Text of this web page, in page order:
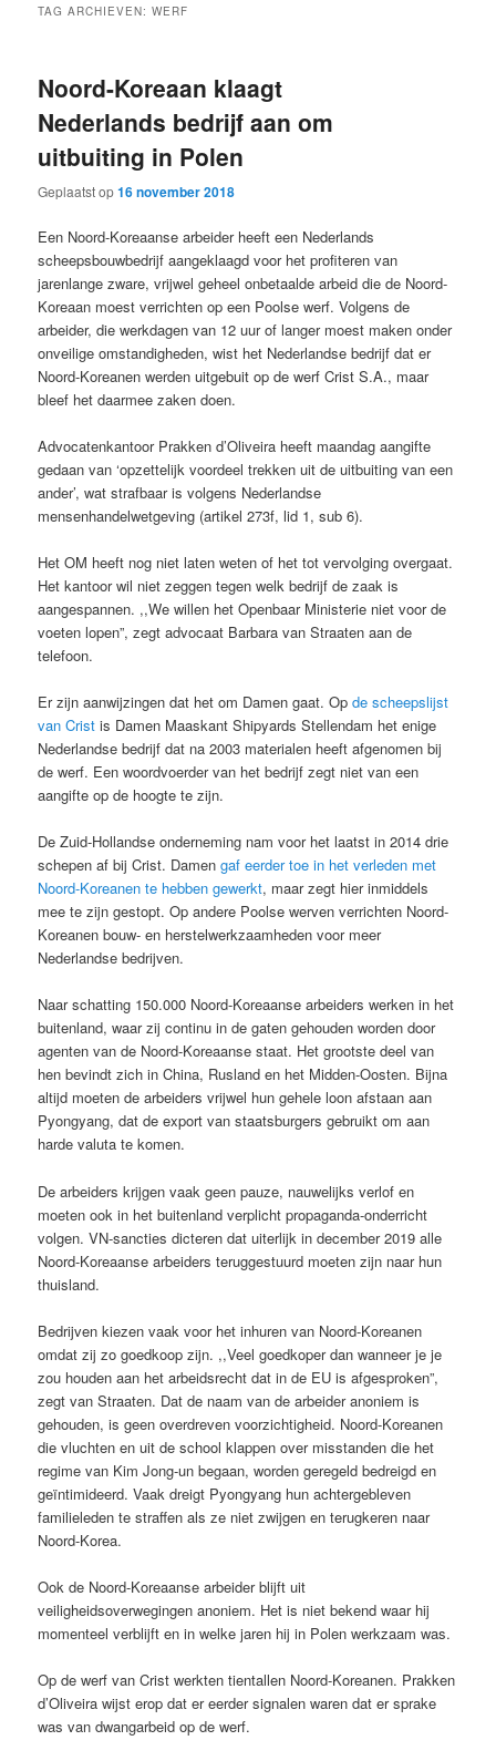
TAG ARCHIEVEN:WERF
Noord-Koreaan klaagt
Nederlands bedrijf aan om
uitbuiting in Polen
Geplaatst op16 november 2018
Een Noord-Koreaanse arbeider heeft een Nederlands
scheepsbouwbedrijf aangeklaagd voor het profiteren van
jarenlange zware, vrijwel geheel onbetaalde arbeid die de Noord-
Koreaan moest verrichten op een Poolse werf. Volgens de
arbeider, die werkdagen van 12 uur of langer moest maken onder
onveilige omstandigheden, wist het Nederlandse bedrijf dat er
Noord-Koreanen werden uitgebuit op de werf Crist S.A., maar
bleef het daarmee zaken doen.
Advocatenkantoor Prakken d’Oliveira heeft maandag aangifte
gedaan van ‘opzettelijk voordeel trekken uit de uitbuiting van een
ander’, wat strafbaar is volgens Nederlandse
mensenhandelwetgeving (artikel 273f, lid 1, sub 6).
Het OM heeft nog niet laten weten of het tot vervolging overgaat.
Het kantoor wil niet zeggen tegen welk bedrijf de zaak is
aangespannen. ,,We willen het Openbaar Ministerie niet voor de
voeten lopen”, zegt advocaat Barbara van Straaten aan de
telefoon.
Er zijn aanwijzingen dat het om Damen gaat. Opde scheepslijst
van Crist is Damen Maaskant Shipyards Stellendam het enige
Nederlandse bedrijf dat na 2003 materialen heeft afgenomen bij
de werf. Een woordvoerder van het bedrijf zegt niet van een
aangifte op de hoogte te zijn.
De Zuid-Hollandse onderneming nam voor het laatst in 2014 drie
schepen af bij Crist. Damengaf eerder toe in het verleden met
Noord-Koreanen te hebben gewerkt, maar zegt hier inmiddels
mee te zijn gestopt. Op andere Poolse werven verrichten Noord-
Koreanen bouw- en herstelwerkzaamheden voor meer
Nederlandse bedrijven.
Naar schatting 150.000 Noord-Koreaanse arbeiders werken in het
buitenland, waar zij continu in de gaten gehouden worden door
agenten van de Noord-Koreaanse staat. Het grootste deel van
hen bevindt zich in China, Rusland en het Midden-Oosten. Bijna
altijd moeten de arbeiders vrijwel hun gehele loon afstaan aan
Pyongyang, dat de export van staatsburgers gebruikt om aan
harde valuta te komen.
De arbeiders krijgen vaak geen pauze, nauwelijks verlof en
moeten ook in het buitenland verplicht propaganda-onderricht
volgen. VN-sancties dicteren dat uiterlijk in december 2019 alle
Noord-Koreaanse arbeiders teruggestuurd moeten zijn naar hun
thuisland.
Bedrijven kiezen vaak voor het inhuren van Noord-Koreanen
omdat zij zo goedkoop zijn. ,,Veel goedkoper dan wanneer je je
zou houden aan het arbeidsrecht dat in de EU is afgesproken”,
zegt van Straaten. Dat de naam van de arbeider anoniem is
gehouden, is geen overdreven voorzichtigheid. Noord-Koreanen
die vluchten en uit de school klappen over misstanden die het
regime van Kim Jong-un begaan, worden geregeld bedreigd en
geïntimideerd. Vaak dreigt Pyongyang hun achtergebleven
familieleden te straffen als ze niet zwijgen en terugkeren naar
Noord-Korea.
Ook de Noord-Koreaanse arbeider blijft uit
veiligheidsoverwegingen anoniem. Het is niet bekend waar hij
momenteel verblijft en in welke jaren hij in Polen werkzaam was.
Op de werf van Crist werkten tientallen Noord-Koreanen. Prakken
d’Oliveira wijst erop dat er eerder signalen waren dat er sprake
was van dwangarbeid op de werf.